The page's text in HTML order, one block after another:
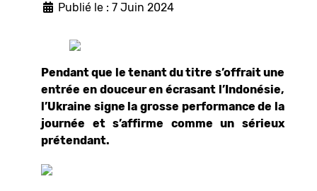
Publié le : 7 Juin 2024
Pendant que le tenant du titre s’offrait une
entrée en douceur en écrasant l’Indonésie,
l’Ukraine signe la grosse performance de la
journée et s’affirme comme un sérieux
prétendant.